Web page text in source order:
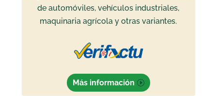
de automóviles, vehículos industriales,
maquinaria agrícola y otras variantes.
Más información